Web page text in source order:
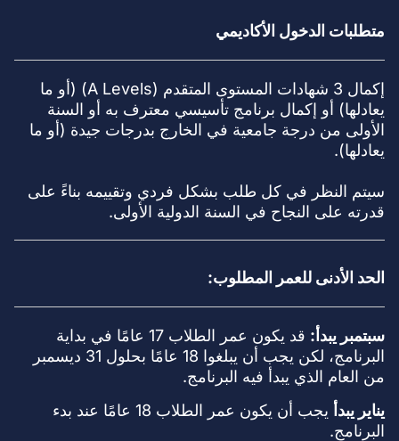
متطلبات الدخول الأكاديمي
إكمال 3 شهادات المستوى المتقدم (A Levels) (أو ما
يعادلها) أو إكمال برنامج تأسيسي معترف به أو السنة
الأولى من درجة جامعية في الخارج بدرجات جيدة (أو ما
يعادلها).
سيتم النظر في كل طلب بشكل فردي وتقييمه بناءً على
قدرته على النجاح في السنة الدولية الأولى.
الحد الأدنى للعمر المطلوب:
سبتمبر يبدأ:
قد يكون عمر الطلاب 17 عامًا في بداية
البرنامج، لكن يجب أن يبلغوا 18 عامًا بحلول 31 ديسمبر
من العام الذي يبدأ فيه البرنامج.
يناير يبدأ
يجب أن يكون عمر الطلاب 18 عامًا عند بدء
البرنامج.